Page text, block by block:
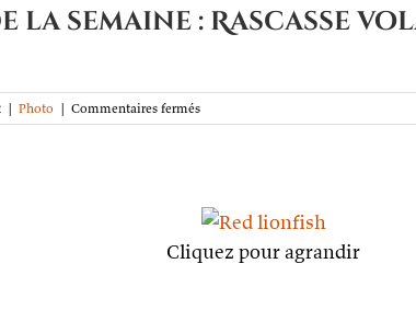
la semaine : Rascasse
| Photo | Commentaires ferméssur
La
semaine :
Rascasse
volante
du
Cliquez pour agrandir